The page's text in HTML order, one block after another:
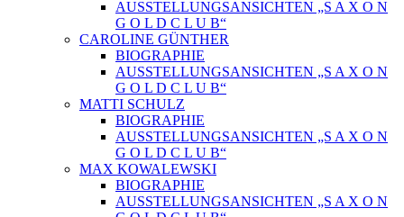
AUSSTELLUNGSANSICHTEN „S A X O N
G O L D C L U B“
CAROLINE GÜNTHER
BIOGRAPHIE
AUSSTELLUNGSANSICHTEN „S A X O N
G O L D C L U B“
MATTI SCHULZ
BIOGRAPHIE
AUSSTELLUNGSANSICHTEN „S A X O N
G O L D C L U B“
MAX KOWALEWSKI
BIOGRAPHIE
AUSSTELLUNGSANSICHTEN „S A X O N